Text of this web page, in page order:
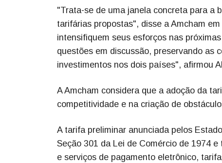
"Trata-se de uma janela concreta para a
tarifárias propostas", disse a Amcham
intensifiquem seus esforços nas
questões em discussão, preservando as
investimentos nos dois países", afirmou
A Amcham considera que a adoção da
competitividade e na criação de
A tarifa preliminar anunciada pelos
Seção 301 da Lei de Comércio de 1974
e serviços de pagamento eletrônico,